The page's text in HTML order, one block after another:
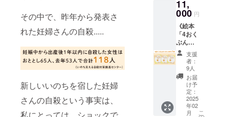
その中で、昨年から発表さ
れた妊婦さんの自殺.....
新しいいのちを宿した妊婦
さんの自殺という事実は、
私にとっては、ショックで
期はご
相談の
うえ決
定させ
てくだ
さい。
対面
セッ
ション
の方が
早めに
ご案内
できま
す。）
55mm×
縦
91mm
もしく
は縦
55mm×
横
91mm
になり
ます ※
これ以
外のサ
イズに
ついて
る似顔
絵のス
タンプ
を作れ
ます）
インク
の色
黒、
赤、藍
色、
緑、朱
色、紫
◇あさ
みんプ
叶っ
た」と
ご連絡
をいた
だいて
います♪
オンラ
イン
セッ
ション
60分に
ご参加
いただ
いて制
分くら
い 送り
方：リ
ンクを
メッ
セージ
で送付
【動画
の公開
期間】
クラウ
ドファ
ンディ
ング終
ズ：
148mm
×148m
m 正方
形 出版
社：い
しだえ
ほん
（自費
出版）
ページ
数：24
ページ /
カラー
11,
000 円
《絵本
「4おく
ぶんの1
のいの
ち」3冊
購入》
[内容]
・絵本
を3冊お
届けし
ます ・
国内送
支援
者：
9人
お届
け予
定：
2025
年02
月
こ